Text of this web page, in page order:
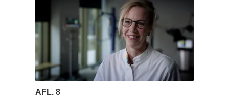
AFL. 8